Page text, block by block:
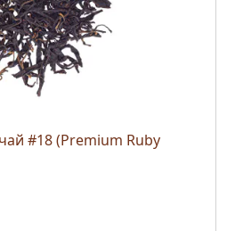
#18 (Premium Ruby